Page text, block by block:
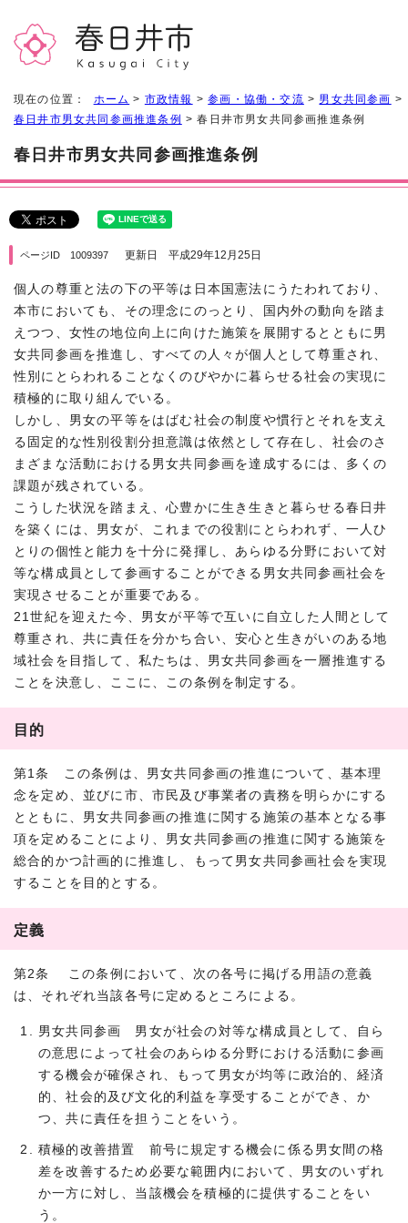
現在の位置： ホーム > 市政情報 >参画・協働・交流 > 男女共同参画 >
春日井市男女共同参画推進条例 > 春日井市男女共同参画推進条例
春日井市男女共同参画推進条例
ページID 1009397 更新日 平成29年12月25日
個人の尊重と法の下の平等は日本国憲法にうたわれており、
本市においても、その理念にのっとり、国内外の動向を踏ま
えつつ、女性の地位向上に向けた施策を展開するとともに男
女共同参画を推進し、すべての人々が個人として尊重され、
性別にとらわれることなくのびやかに暮らせる社会の実現に
積極的に取り組んでいる。
しかし、男女の平等をはばむ社会の制度や慣行とそれを支え
る固定的な性別役割分担意識は依然として存在し、社会のさ
まざまな活動における男女共同参画を達成するには、多くの
課題が残されている。
こうした状況を踏まえ、心豊かに生き生きと暮らせる春日井
を築くには、男女が、これまでの役割にとらわれず、一人ひ
とりの個性と能力を十分に発揮し、あらゆる分野において対
等な構成員として参画することができる男女共同参画社会を
実現させることが重要である。
21世紀を迎えた今、男女が平等で互いに自立した人間として
尊重され、共に責任を分かち合い、安心と生きがいのある地
域社会を目指して、私たちは、男女共同参画を一層推進する
ことを決意し、ここに、この条例を制定する。
目的
第1条 この条例は、男女共同参画の推進について、基本理
念を定め、並びに市、市民及び事業者の責務を明らかにする
とともに、男女共同参画の推進に関する施策の基本となる事
項を定めることにより、男女共同参画の推進に関する施策を
総合的かつ計画的に推進し、もって男女共同参画社会を実現
することを目的とする。
定義
第2条 この条例において、次の各号に掲げる用語の意義
は、それぞれ当該各号に定めるところによる。
男女共同参画 男女が社会の対等な構成員として、自ら
の意思によって社会のあらゆる分野における活動に参画
する機会が確保され、もって男女が均等に政治的、経済
的、社会的及び文化的利益を享受することができ、か
つ、共に責任を担うことをいう。
積極的改善措置 前号に規定する機会に係る男女間の格
差を改善するため必要な範囲内において、男女のいずれ
か一方に対し、当該機会を積極的に提供することをい
う。